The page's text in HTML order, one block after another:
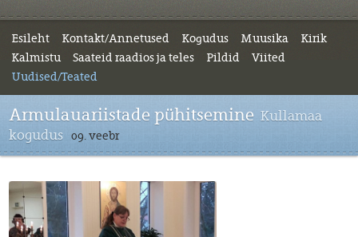
Esileht Kontakt/Annetused Kogudus Muusika
Kirik
Kalmistu
Saateid raadios ja teles Pildid
Viited
Uudised/Teated
Armulauariistade pühitsemine Kullamaa
kogudus 09. veebr